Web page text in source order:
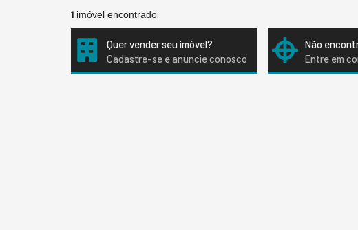
1 imóvel encontrado
Quer vender seu imóvel?
Cadastre-se e anuncie conosco
Não
Entre em